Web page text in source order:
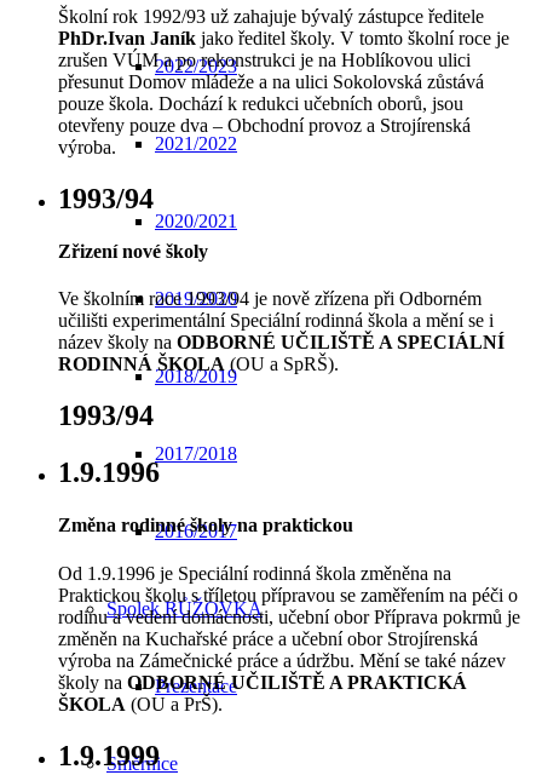
2022/2023
2021/2022
2020/2021
2019/2020
2018/2019
2017/2018
2016/2017
Spolek RŮŽOVKA
Prezentace
Směrnice
Školní rok 1992/93 už zahajuje bývalý zástupce ředitele
PhDr.Ivan Janík jako ředitel školy. V tomto školní roce je
zrušen VÚM a po rekonstrukci je na Hoblíkovou ulici
přesunut Domov mládeže a na ulici Sokolovská zůstává
pouze škola. Dochází k redukci učebních oborů, jsou
otevřeny pouze dva – Obchodní provoz a Strojírenská
výroba.
1993/94
Zřizení nové školy
Ve školním roce 1993/94 je nově zřízena při Odborném
učilišti experimentální Speciální rodinná škola a mění se i
název školy na ODBORNÉ UČILIŠTĚ A SPECIÁLNÍ
RODINNÁ ŠKOLA (OU a SpRŠ).
1993/94
1.9.1996
Změna rodinné školy na praktickou
Od 1.9.1996 je Speciální rodinná škola změněna na
Praktickou školu s tříletou přípravou se zaměřením na péči o
rodinu a vedení domácnosti, učební obor Příprava pokrmů je
změněn na Kuchařské práce a učební obor Strojírenská
výroba na Zámečnické práce a údržbu. Mění se také název
školy na ODBORNÉ UČILIŠTĚ A PRAKTICKÁ
ŠKOLA (OU a PrŠ).
1.9.1999